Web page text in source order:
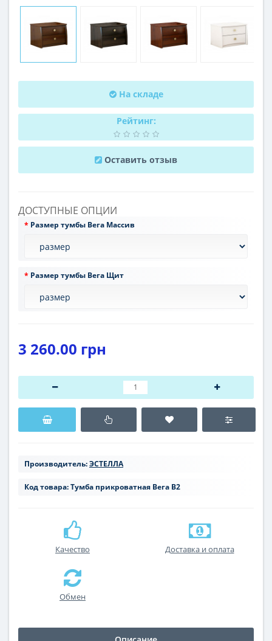
На складе
Рейтинг:
Оставить отзыв
ДОСТУПНЫЕ ОПЦИИ
Размер тумбы Вега Массив
Размер тумбы Вега Щит
3 260.00 грн
Производитель:ЭСТЕЛЛА
Код товара:Тумба прикроватная Вега В2
Качество Доставка и оплата
Обмен